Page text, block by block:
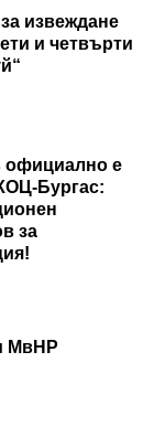
извеждане
и четвърти
официално е
Бургас:
за
МвНР